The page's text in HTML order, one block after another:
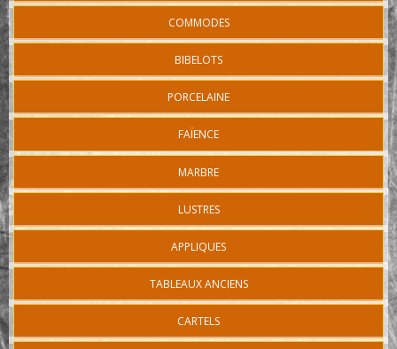
COMMODES
BIBELOTS
PORCELAINE
FAÏENCE
MARBRE
LUSTRES
APPLIQUES
TABLEAUX ANCIENS
CARTELS